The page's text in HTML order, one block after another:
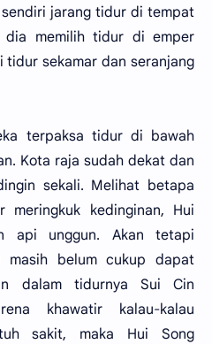
jarang tidur di tempat
dia memilih tidur di emper
tidur sekamar dan seranjang
terpaksa tidur di bawah
Kota raja sudah dekat dan
sekali. Melihat betapa
kedinginan, Hui
api unggun. Akan tetapi
masih belum cukup dapat
dalam tidurnya Sui Cin
khawatir kalau-kalau
sakit, maka Hui Song